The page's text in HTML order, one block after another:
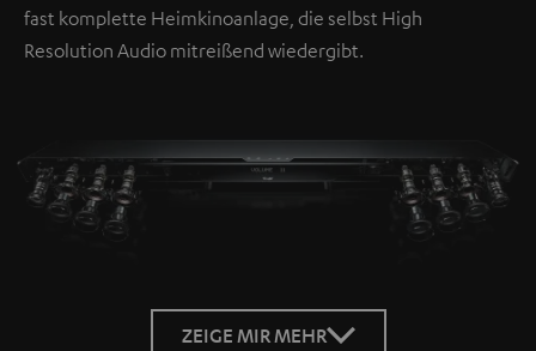
fast komplette Heimkinoanlage, die selbst High
Resolution Audio mitreißend wiedergibt.
ZEIGE MIR MEHR